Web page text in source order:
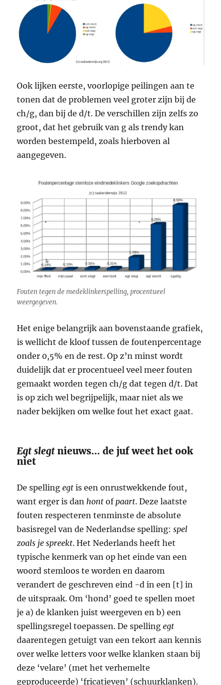
Ook lijken eerste, voorlopige peilingen aan te
tonen dat de problemen veel groter zijn bij de
ch/g, dan bij de d/t. De verschillen zijn zelfs zo
groot, dat het gebruik van g als trendy kan
worden bestempeld, zoals hierboven al
aangegeven.
Fouten tegen de medeklinkerspelling, procentueel
weergegeven.
Het enige belangrijk aan bovenstaande grafiek,
is wellicht de kloof tussen de foutenpercentage
onder 0,5% en de rest. Op z’n minst wordt
duidelijk dat er procentueel veel meer fouten
gemaakt worden tegen ch/g dat tegen d/t. Dat
is op zich wel begrijpelijk, maar niet als we
nader bekijken om welke fout het exact gaat.
Egt slegtnieuws… de juf weet het ook
niet
De spellingegt is een onrustwekkende fout,
want erger is dan hont ofpaart. Deze laatste
fouten respecteren tenminste de absolute
basisregel van de Nederlandse spelling:spel
zoals je spreekt. Het Nederlands heeft het
typische kenmerk van op het einde van een
woord stemloos te worden en daarom
verandert de geschreven eind -d in een [t] in
de uitspraak. Om ‘hond’ goed te spellen moet
je a) de klanken juist weergeven en b) een
spellingsregel toepassen. De spellingegt
daarentegen getuigt van een tekort aan kennis
over welke letters voor welke klanken staan bij
deze ‘velare’ (met het verhemelte
geproduceerde) ‘fricatieven’ (schuurklanken).